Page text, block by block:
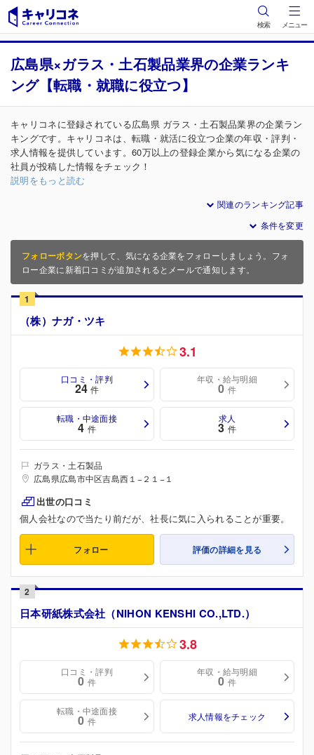
検索 メニュー
広島県×ガラス・土石製品業界の企業ランキ
ング【転職・就職に役立つ】
キャリコネに登録されている広島県 ガラス・土石製品業界の企業ラン
キングです。キャリコネは、転職・就活に役立つ企業の年収・評判・
求人情報を提供しています。60万以上の登録企業から気になる企業の
社員が投稿した情報をチェック！
説明をもっと読む
関連のランキング記事
条件を変更
フォローボタンを押して、気になる企業をフォローしましょう。フォ
ロー企業に新着口コミが追加されるとメールで通知します。
1
（株）ナガ・ツキ
3.1
口コミ・評判
24 件
年収・給与明細
0 件
転職・中途面接
4 件
求人
3 件
ガラス・土石製品
広島県広島市中区吉島西１−２１−１
出世の口コミ
個人会社なので当たり前だが、社長に気に入られることが重要。
フォロー 評価の詳細を見る
2
日本研紙株式会社（NIHON KENSHI CO.,LTD.）
3.8
口コミ・評判
0 件
年収・給与明細
0 件
転職・中途面接
0 件 求人情報をチェック